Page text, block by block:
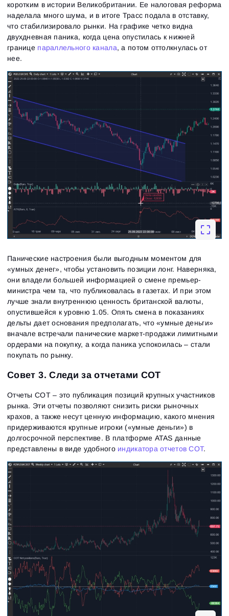
коротким в истории Великобритании. Ее налоговая реформа
наделала много шума, и в итоге Трасс подала в отставку,
что стабилизировало рынки. На графике четко видна
двухдневная паника, когда цена опустилась к нижней
границе параллельного канала, а потом оттолкнулась от
нее.
Панические настроения были выгодным моментом для
«умных денег», чтобы установить позиции лонг. Наверняка,
они владели большей информацией о смене премьер-
министра чем та, что публиковалась в газетах. И при этом
лучше знали внутреннюю ценность британской валюты,
опустившейся к уровню 1.05. Опять смена в показаниях
дельты дает основания предполагать, что «умные деньги»
вначале встречали панические маркет-продажи лимитными
ордерами на покупку, а когда паника успокоилась – стали
покупать по рынку.
Совет 3. Следи за отчетами СОТ
Отчеты СОТ – это публикация позиций крупных участников
рынка. Эти отчеты позволяют снизить риски рыночных
крахов, а также несут ценную информацию, какого мнения
придерживаются крупные игроки («умные деньги») в
долгосрочной перспективе. В платформе ATAS данные
представлены в виде удобного индикатора отчетов СОТ.
Email
Пароль
Восстановить пароль
Введи адрес электронной почты, и мы отправим
ссылку для создания нового пароля.
Email
Email
Я хочу получать специальные предложения от
ATAS